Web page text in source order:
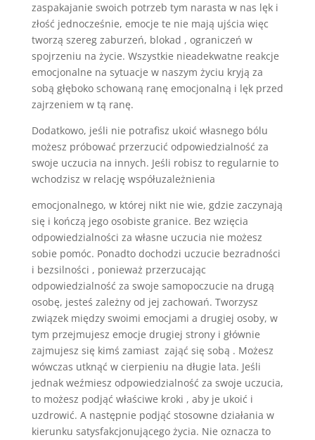
zaspakajanie swoich potrzeb tym narasta w nas lęk i
złość jednocześnie, emocje te nie mają ujścia więc
tworzą szereg zaburzeń, blokad , ograniczeń w
spojrzeniu na życie. Wszystkie nieadekwatne reakcje
emocjonalne na sytuacje w naszym życiu kryją za
sobą głęboko schowaną ranę emocjonalną i lęk przed
zajrzeniem w tą ranę.
Dodatkowo, jeśli nie potrafisz ukoić własnego bólu
możesz próbować przerzucić odpowiedzialność za
swoje uczucia na innych. Jeśli robisz to regularnie to
wchodzisz w relację współuzależnienia
emocjonalnego, w której nikt nie wie, gdzie zaczynają
się i kończą jego osobiste granice. Bez wzięcia
odpowiedzialności za własne uczucia nie możesz
sobie pomóc. Ponadto dochodzi uczucie bezradności
i bezsilności , ponieważ przerzucając
odpowiedzialność za swoje samopoczucie na drugą
osobę, jesteś zależny od jej zachowań. Tworzysz
związek między swoimi emocjami a drugiej osoby, w
tym przejmujesz emocje drugiej strony i głównie
zajmujesz się kimś zamiast zająć się sobą . Możesz
wówczas utknąć w cierpieniu na długie lata. Jeśli
jednak weźmiesz odpowiedzialność za swoje uczucia,
to możesz podjąć właściwe kroki , aby je ukoić i
uzdrowić. A następnie podjąć stosowne działania w
kierunku satysfakcjonującego życia. Nie oznacza to